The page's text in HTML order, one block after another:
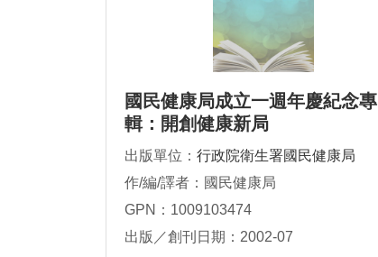
國民健康局成立一週年慶紀念專
輯：開創健康新局
出版單位： 行政院衛生署國民健康局
作/編/譯者：國民健康局
GPN：1009103474
出版／創刊日期：2002-07